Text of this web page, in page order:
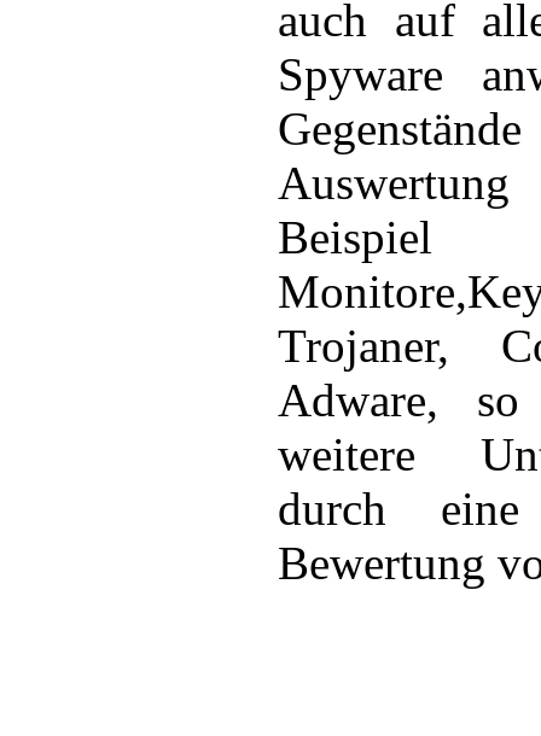
auch auf
Spyware
Trojaner,
Adware,
weitere
durch eine
Bewertung